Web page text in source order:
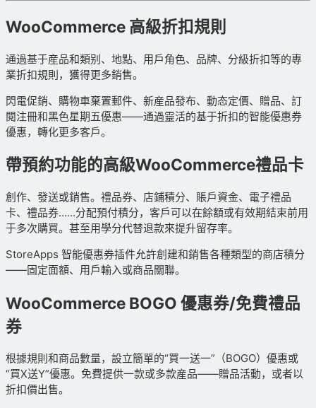
WooCommerce 高級折扣規則
通過基于産品和類别、地點、用戶角色、品牌、分級折扣等的專
業折扣規則，獲得更多銷售。
閃電促銷、購物車棄置郵件、新産品發布、動态定價、贈品、訂
閱注冊和黑色星期五優惠——通過靈活的基于折扣的智能優惠券
優惠，轉化更多客戶。
帶預約功能的高級WooCommerce禮品卡
創作、發送或銷售。禮品券、店鋪積分、賬戶資金、電子禮品
卡、禮品券……分配預付積分，客戶可以在餘額或有效期結束前用
于多次購買。甚至用學分代替退款來提升留存率。
StoreApps 智能優惠券插件允許創建和銷售各種類型的商店積分
——固定面額、用戶輸入或商品關聯。
WooCommerce BOGO 優惠券/免費禮品
券
根據規則和商品數量，設立簡單的“買一送一”（BOGO）優惠或
“買X送Y”優惠。免費提供一款或多款産品——贈品活動，或者以
折扣價出售。